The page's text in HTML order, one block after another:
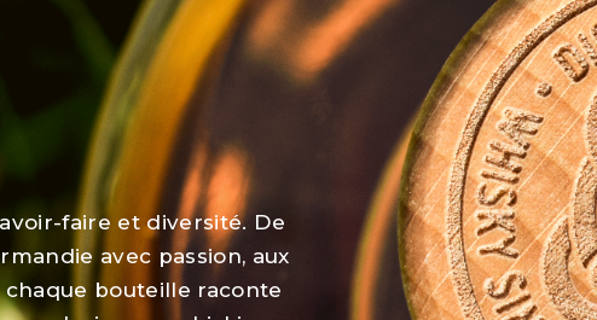
faire et diversité. De
avec passion, aux
bouteille raconte